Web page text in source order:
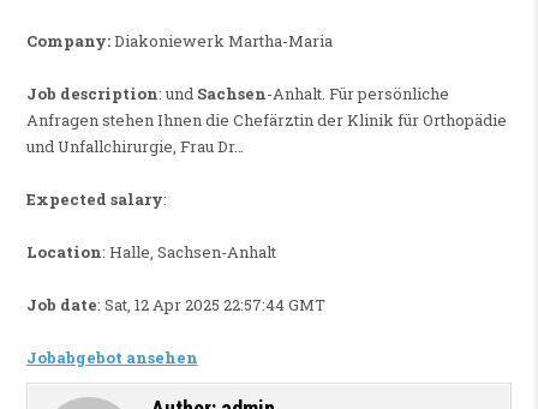
Company:Diakoniewerk Martha-Maria
Job description: und Sachsen-Anhalt. Für persönliche
Anfragen stehen Ihnen die Chefärztin der Klinik für Orthopädie
und Unfallchirurgie, Frau Dr…
Expected salary:
Location: Halle, Sachsen-Anhalt
Job date: Sat, 12 Apr 2025 22:57:44 GMT
Jobabgebot ansehen